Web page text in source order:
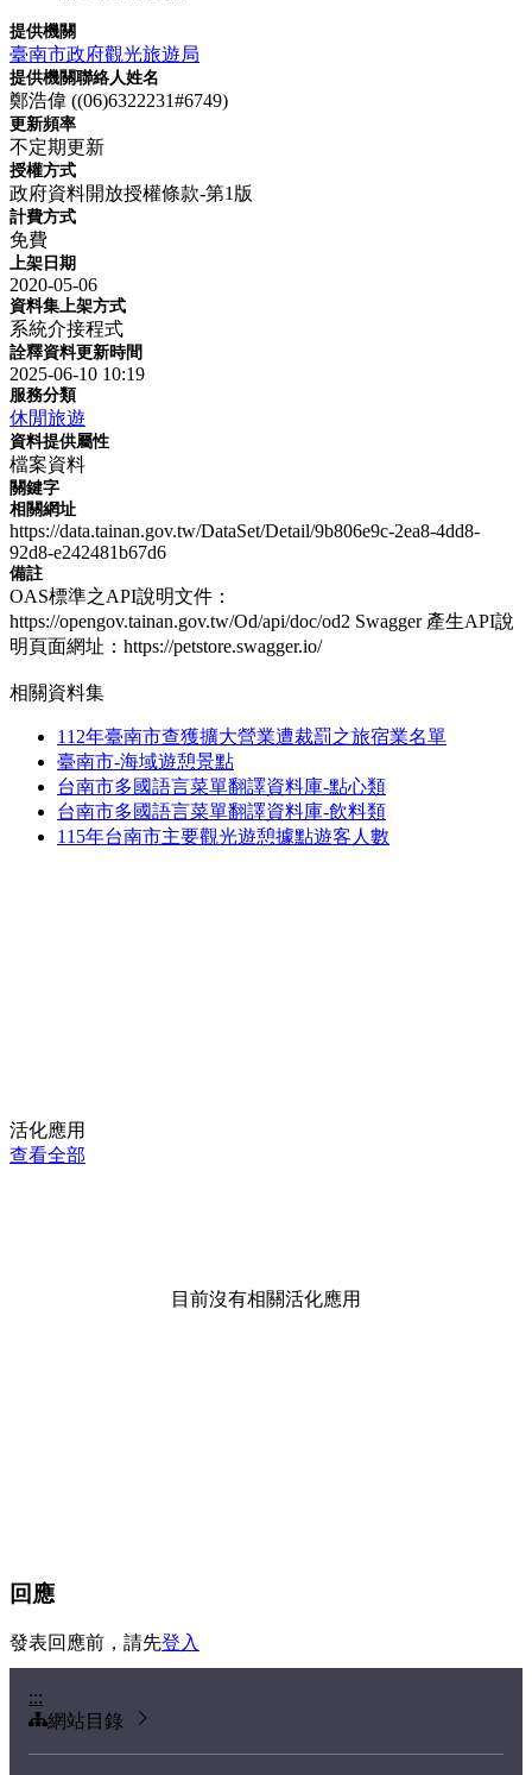
提供機關
臺南市政府觀光旅遊局
提供機關聯絡人姓名
鄭浩偉 ((06)6322231#6749)
更新頻率
不定期更新
授權方式
政府資料開放授權條款-第1版
計費方式
免費
上架日期
2020-05-06
資料集上架方式
系統介接程式
詮釋資料更新時間
2025-06-10 10:19
服務分類
休閒旅遊
資料提供屬性
檔案資料
關鍵字
相關網址
https://data.tainan.gov.tw/DataSet/Detail/9b806e9c-2ea8-4dd8-
92d8-e242481b67d6
備註
OAS標準之API說明文件：
https://opengov.tainan.gov.tw/Od/api/doc/od2 Swagger 產生API說
明頁面網址：https://petstore.swagger.io/
相關資料集
112年臺南市查獲擴大營業遭裁罰之旅宿業名單
臺南市-海域遊憩景點
台南市多國語言菜單翻譯資料庫-點心類
台南市多國語言菜單翻譯資料庫-飲料類
115年台南市主要觀光遊憩據點遊客人數
活化應用
查看全部
目前沒有相關活化應用
回應
發表回應前，請先登入
:::
網站目錄